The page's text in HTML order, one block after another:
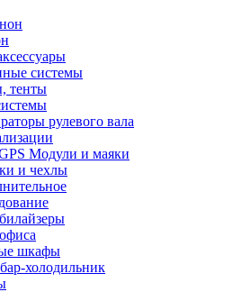
системы
тенты
рулевого вала
Модули и маяки
и чехлы
шкафы
холодильник